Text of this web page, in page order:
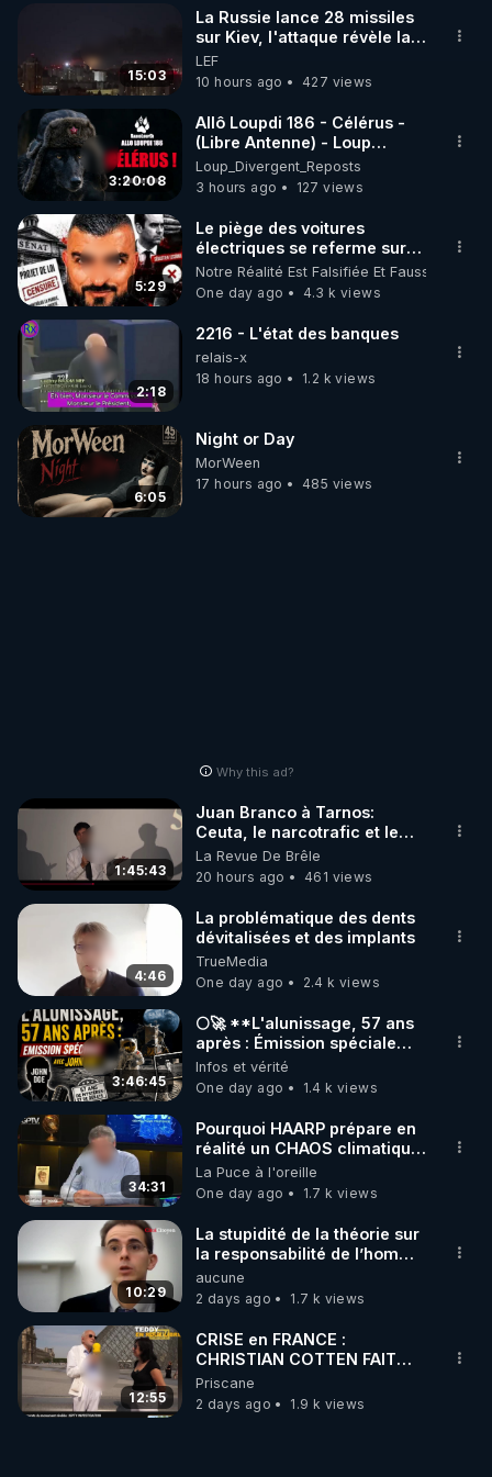
▶ 30 jours gratuit sur l’application de méditation et
de bien-être ENVOL :
Rendez-vous sur
https://www.envol.app/code
le code : REGENERE
15:03
La Russie lance 28 missiles
sur Kiev, l'attaque révèle la
faiblesse de Kiev
LEF
10 hours ago
427 views
3:20:08
Allô Loupdi 186 - Célérus -
(Libre Antenne) - Loup
Divergent 2026.08.06
Loup_Divergent_Reposts
3 hours ago
127 views
5:29
Le piège des voitures
électriques se referme sur
les usagers !
Notre Réalité Est Falsifiée Et Fausse
One day ago
4.3 k views
2:18
2216 - L'état des banques
relais-x
18 hours ago
1.2 k views
6:05
Night or Day
MorWeen
17 hours ago
485 views
Why this ad?
1:45:43
Juan Branco à Tarnos:
Ceuta, le narcotrafic et le
pouvoir en France
La Revue De Brêle
20 hours ago
461 views
4:46
La problématique des dents
dévitalisées et des implants
TrueMedia
One day ago
2.4 k views
3:46:45
🌕🚀 **L'alunissage, 57 ans
après : Émission spéciale
avec John Doe !** 👨 🚀✨
Infos et vérité
One day ago
1.4 k views
34:31
Pourquoi HAARP prépare en
réalité un CHAOS climatique,
on répond
La Puce à l'oreille
One day ago
1.7 k views
10:29
La stupidité de la théorie sur
la responsabilité de l’homme
concernant le dioxyde de
carbone.
aucune
2 days ago
1.7 k views
12:55
CRISE en FRANCE :
CHRISTIAN COTTEN FAIT
une étrange découverte
Priscane
2 days ago
1.9 k views